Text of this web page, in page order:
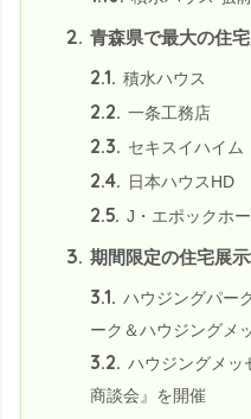
2. 青森県で最大の住
2.1. 積水ハウス
2.2. 一条工務店
2.3. セキスイハイム
2.4. 日本ハウスHD
2.5. J・エポックホ
3. 期間限定の住宅展
3.1. ハウジングパー
ーク＆ハウジングメ
3.2. ハウジングメッ
商談会』を開催